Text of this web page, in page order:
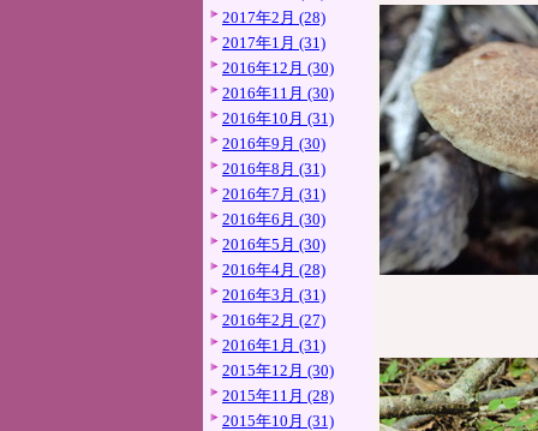
2017年2月 (28)
2017年1月 (31)
2016年12月 (30)
2016年11月 (30)
2016年10月 (31)
2016年9月 (30)
2016年8月 (31)
2016年7月 (31)
2016年6月 (30)
2016年5月 (30)
2016年4月 (28)
2016年3月 (31)
2016年2月 (27)
2016年1月 (31)
2015年12月 (30)
2015年11月 (28)
2015年10月 (31)